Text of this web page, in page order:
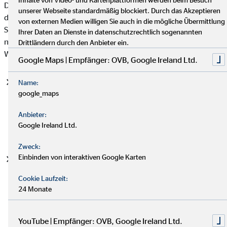
Datenschutzgrundverordnung (DSGVO), auf deren Basis wir
die personenbezogenen Daten verarbeiten, mit. Bitte beachten
Sie, dass zusätzlich zu den Regelungen der DSGVO die
nationalen Datenschutzvorgaben in Ihrem bzw. unserem
Wohn- und Sitzland gelten können.
Einwilligung (Art. 6 Abs. 1 S. 1 lit. a DSGVO)
betroffene Person hat ihre Einwilligung in die Verarbeitung
spezifischen Zweck oder mehrere bestimmte Zwecke
gegeben.
Vertragserfüllung und vorvertragliche Anfragen (Art. 6
Erfüllung eines Vertrags, dessen Vertragspartei die
der betroffenen Person erfolgen.
unserer Webseite standardmäßig blockiert. Durch das Akzeptieren
von externen Medien willigen Sie auch in die mögliche Übermittlung
Ihrer Daten an Dienste in datenschutzrechtlich sogenannten
Drittländern durch den Anbieter ein.
Google Maps | Empfänger: OVB, Google Ireland Ltd.
Name:
google_maps
Anbieter:
Google Ireland Ltd.
Zweck:
Einbinden von interaktiven Google Karten
Cookie Laufzeit:
24 Monate
YouTube | Empfänger: OVB, Google Ireland Ltd.